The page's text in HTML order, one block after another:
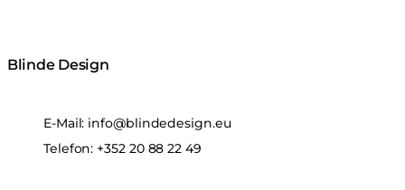
Blinde Design
E-Mail: info@blindedesign.eu
Telefon: +352 20 88 22 49